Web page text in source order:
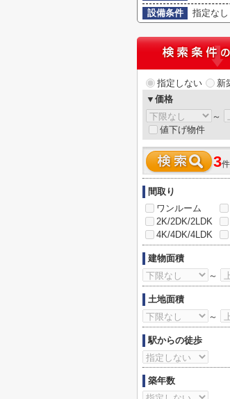
設備条件
指定なし
指定しない 新
▼価格
～
値下げ物件
3
間取り
ワンルーム
2K/2DK/2LDK
4K/4DK/4LDK
建物面積
～
土地面積
～
駅からの徒歩
築年数